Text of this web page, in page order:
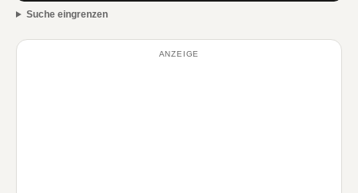
Suche eingrenzen
ANZEIGE